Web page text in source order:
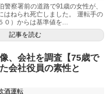
警察署前の道路で91歳の女性が、
はねられ死亡しました。 運転手の
０）からは基準値を...
記事を読む
、会社を調査【75歳で
会社役員の素性と
酒運転